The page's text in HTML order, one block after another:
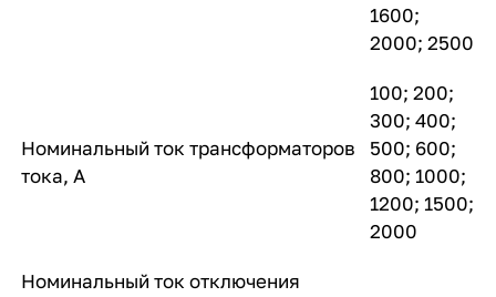
1600;
2000; 2500
Номинальный ток трансформаторов
тока, А
100; 200;
300; 400;
500; 600;
800; 1000;
1200; 1500;
2000
Номинальный ток отключения